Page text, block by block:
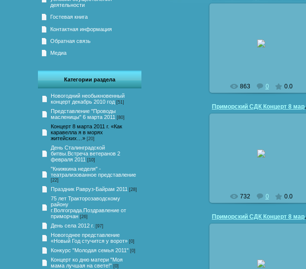
деятельности
Гостевая книга
Контактная информация
Обратная связь
Медиа
Категории раздела
Новогодний необыкновенный
концерт декабрь 2010 год [51]
Представление "Проводы
масленицы" 6 марта 2011 [80]
Концерт 8 марта 2011 г. «Как
каравелла я в морях
житейских…» [20]
День Сталинградской
битвы.Встреча ветеранов 2
февраля 2011 [10]
"Книжкина неделя" -
театрализованное представление
[22]
Праздник Равруз-Байрам 2011 [28]
75 лет Тракторозаводскому
району
г.Волгограда.Поздравление от
приморчан [26]
День села 2012 г. [97]
Новогоднее представление
«Новый Год стучится у ворот» [0]
Конкурс "Молодая семья 2011" [0]
Концерт ко дню матери "Моя
мама лучшая на свете!" [0]
863 0 0.0
732 0 0.0